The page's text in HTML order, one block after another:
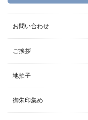
お問い合わせ
ご挨拶
地拍子
御朱印集め